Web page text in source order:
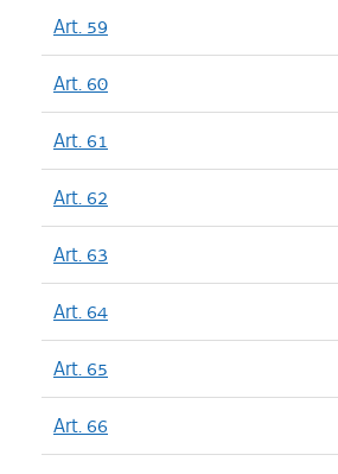
Art. 59
Art. 60
Art. 61
Art. 62
Art. 63
Art. 64
Art. 65
Art. 66